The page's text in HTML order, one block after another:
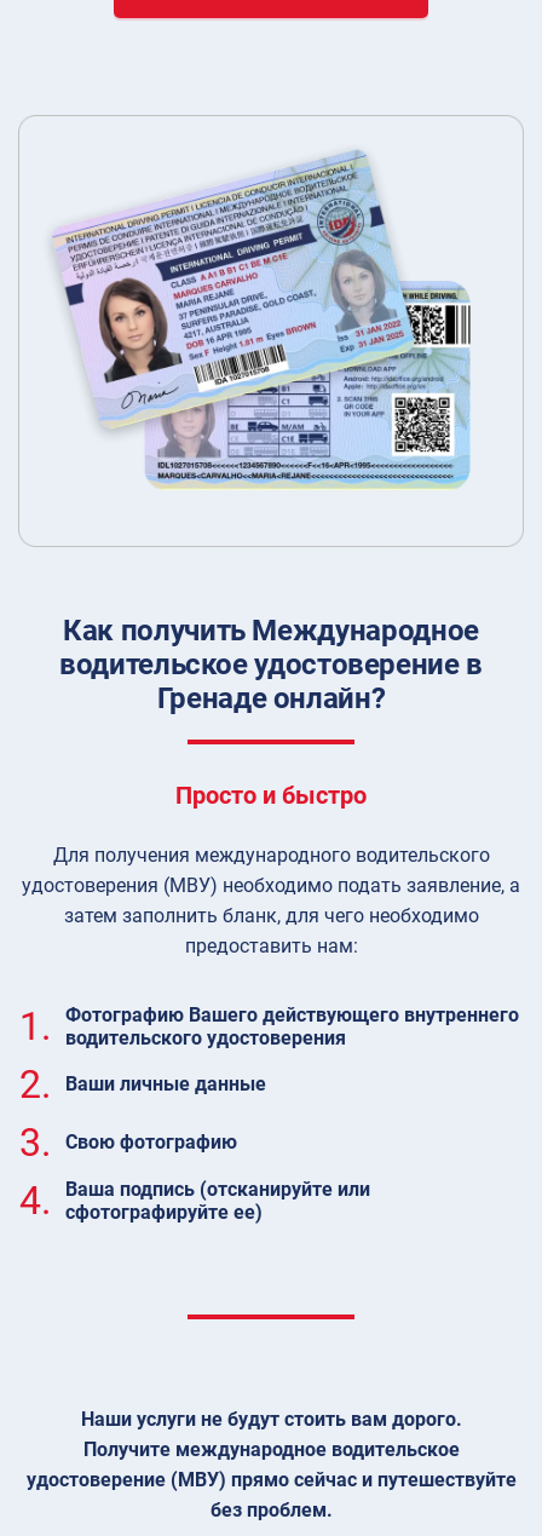
Как получить Международное
водительское удостоверение в
Гренаде онлайн?
Просто и быстро
Для получения международного водительского
удостоверения (МВУ) необходимо подать заявление, а
затем заполнить бланк, для чего необходимо
предоставить нам:
1.
Фотографию Вашего действующего внутреннего
водительского удостоверения
2. Ваши личные данные
3. Свою фотографию
4.
Ваша подпись (отсканируйте или
сфотографируйте ее)
Наши услуги не будут стоить вам дорого.
Получите международное водительское
удостоверение (МВУ) прямо сейчас и путешествуйте
без проблем.